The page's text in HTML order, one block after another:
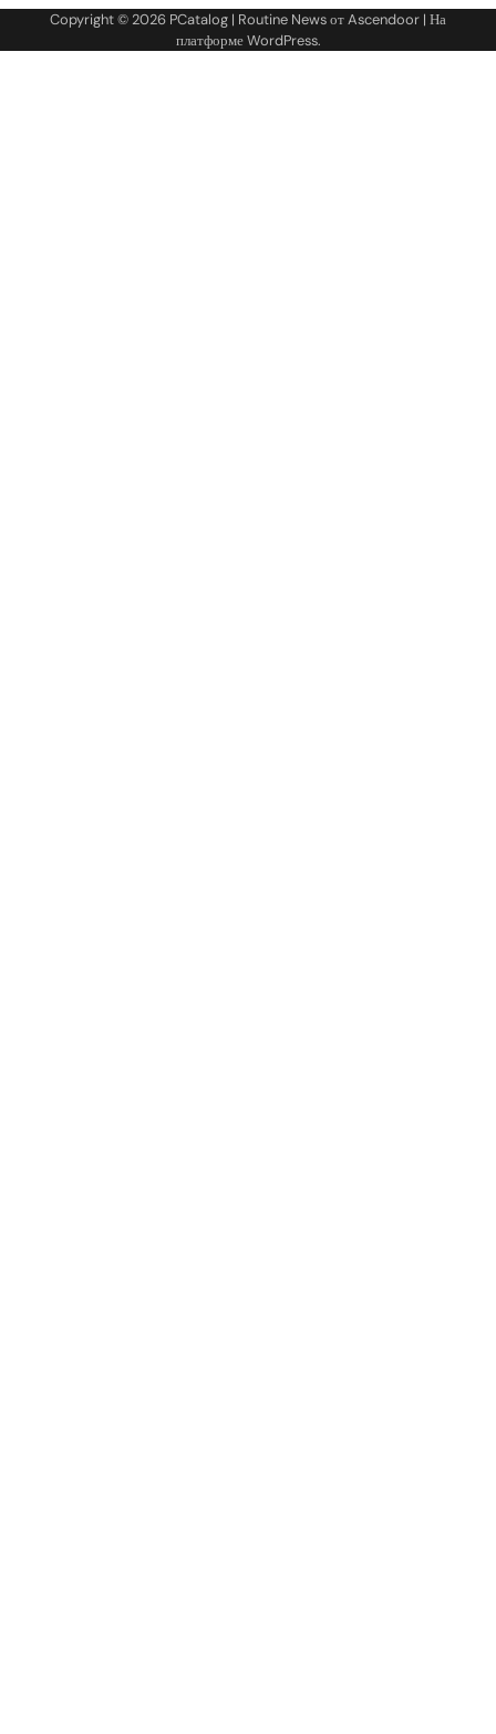
Copyright © 2026 PCatalog | Routine News отAscendoor | На
платформеWordPress.